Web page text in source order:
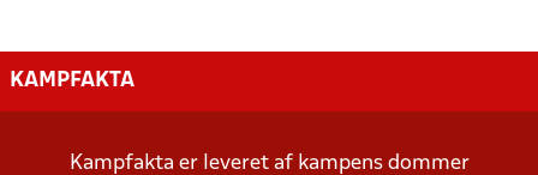
KAMPFAKTA
Kampfakta er leveret af kampens dommer